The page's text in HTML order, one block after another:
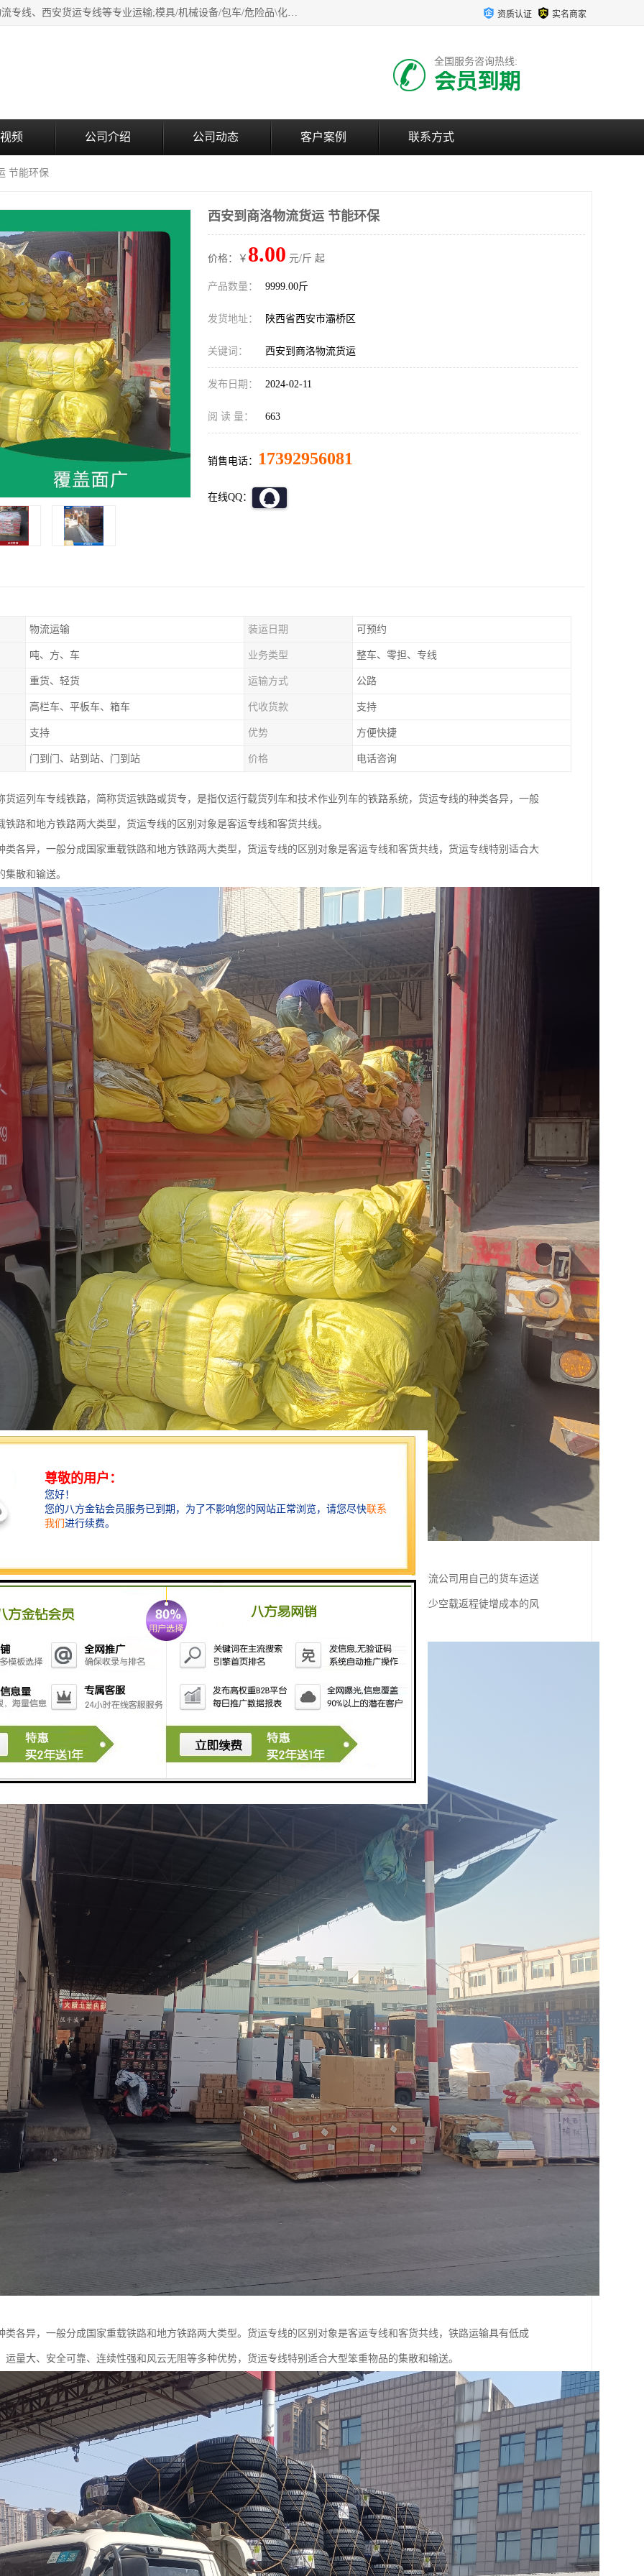
西安鸿福祥物流公司是西安轿车托运物流公司，从事：西安物流专线、西安货运专线等专业运输;模具/机械设备/包车/危险品\化工涂料/油漆机油\普通货物\食品\家具\贵重货物运输/易碎品运输/工艺品\行李\搬家运输等超限大件货物专业运输服务为一体。 资质认证 实名商家
全国服务咨询热线:
会员到期
频 公司介绍 公司动态 客户案例 联系方式
节能环保
西安到商洛物流货运 节能环保
价格：￥ 8.00 元/斤 起
产品数量： 9999.00斤
发货地址： 陕西省西安市灞桥区
关键词： 西安到商洛物流货运
发布日期： 2024-02-11
阅 读 量： 663
销售电话： 17392956081
在线QQ：
物流运输 装运日期 可预约
吨、方、车 业务类型 整车、零担、专线
重货、轻货 运输方式 公路
高栏车、平板车、箱车 代收货款 支持
支持 优势 方便快捷
门到门、站到站、门到站 价格 电话咨询
货运列车专线铁路，简称货运铁路或货专，是指仅运行载货列车和技术作业列车的铁路系统，货运专线的种类各异，一般
铁路和地方铁路两大类型，货运专线的区别对象是客运专线和客货共线。
类各异，一般分成国家重载铁路和地方铁路两大类型，货运专线的区别对象是客运专线和客货共线，货运专线特别适合大
集散和输送。
家重载铁路和地方铁路两大种类，其中铁路在国内物流行业领域里又被广泛称为物流专线、即物流公司用自己的货车运送
专线目的地，物流专线所属公司总部一般在目的地有自己的分公司，这样货车来回都有货装、减少空载返程徒增成本的风
类各异，一般分成国家重载铁路和地方铁路两大类型。货运专线的区别对象是客运专线和客货共线，铁路运输具有低成
运量大、安全可靠、连续性强和风云无阻等多种优势，货运专线特别适合大型笨重物品的集散和输送。